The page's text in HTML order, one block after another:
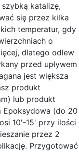
szybką katalizę,
się przez kilka
temperatur, gdy
o
dlatego odlew
przed upływem
jest większa
produkt
lub produkt
Epoksydowa (do 20
10'-15' przy ilości
przez 2
Przygotować